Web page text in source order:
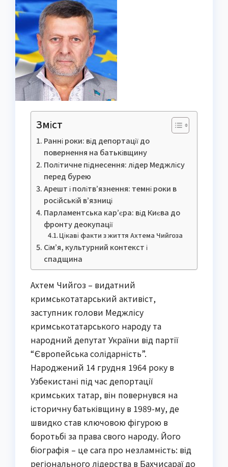
Зміст
Ранні роки: від депортації до
повернення на батьківщину
Політичне піднесення: лідер Меджлісу
перед бурею
Арешт і політв’язнення: темні роки в
російській в’язниці
Парламентська кар’єра: від Києва до
фронту деокупації
Цікаві факти з життя Ахтема Чийгоза
Сім’я, культурний контекст і
спадщина
Aхтем Чийгоз – видатний
кримськотатарський активіст,
заступник голови Меджлісу
кримськотатарського народу та
народний депутат України від партії
“Європейська солідарність”.
Народжений 14 грудня 1964 року в
Узбекистані під час депортації
кримських татар, він повернувся на
історичну батьківщину в 1989-му, де
швидко став ключовою фігурою в
боротьбі за права свого народу. Його
біографія – це сага про незламність: від
регіонального лідерства в Бахчисараї до